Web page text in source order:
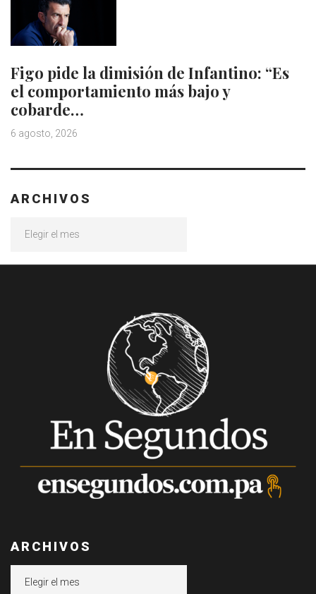
Figo pide la dimisión de Infantino: “Es
el comportamiento más bajo y
cobarde…
6 agosto, 2026
ARCHIVOS
ARCHIVOS